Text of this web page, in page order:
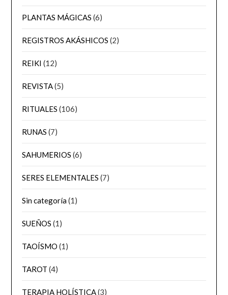
PLANTAS MÁGICAS (6)
REGISTROS AKÁSHICOS (2)
REIKI (12)
REVISTA(5)
RITUALES (106)
RUNAS (7)
SAHUMERIOS (6)
SERES ELEMENTALES (7)
Sin categoría(1)
SUEÑOS (1)
TAOÍSMO (1)
TAROT (4)
TERAPIA HOLÍSTICA(3)